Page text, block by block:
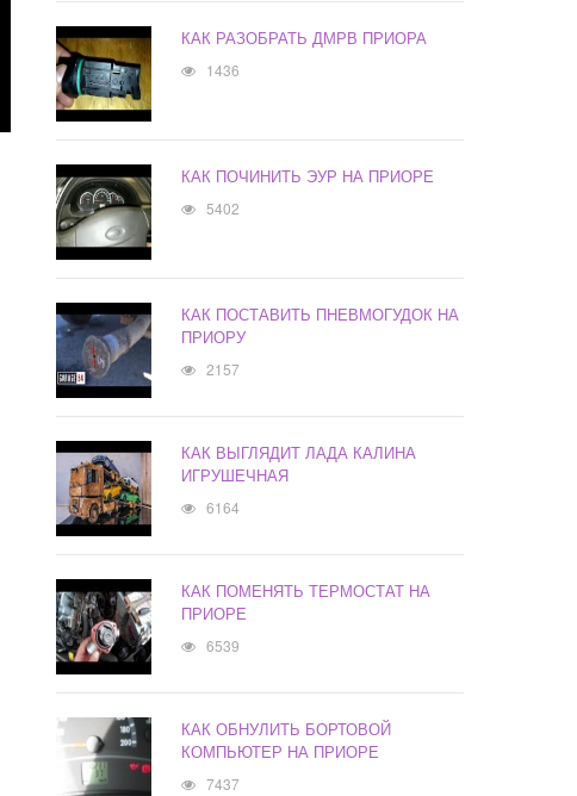
КАК РАЗОБРАТЬ ДМРВ ПРИОРА
1436
КАК ПОЧИНИТЬ ЭУР НА ПРИОРЕ
5402
КАК ПОСТАВИТЬ ПНЕВМОГУДОК НА
ПРИОРУ
2157
КАК ВЫГЛЯДИТ ЛАДА КАЛИНА
ИГРУШЕЧНАЯ
6164
КАК ПОМЕНЯТЬ ТЕРМОСТАТ НА
ПРИОРЕ
6539
КАК ОБНУЛИТЬ БОРТОВОЙ
КОМПЬЮТЕР НА ПРИОРЕ
7437